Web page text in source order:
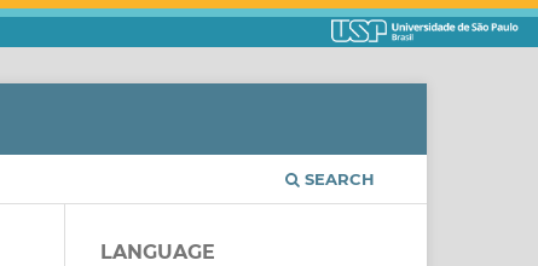
SEARCH
LANGUAGE